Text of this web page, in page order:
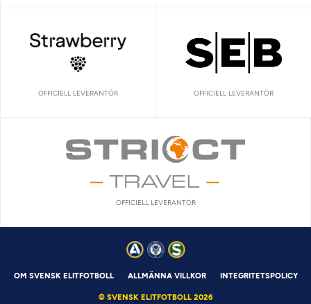
OFFICIELL LEVERANTÖR OFFICIELL LEVERANTÖR
OFFICIELL LEVERANTÖR
OM SVENSK ELITFOTBOLL ALLMÄNNA VILLKOR INTEGRITETSPOLICY
© SVENSK ELITFOTBOLL 2026